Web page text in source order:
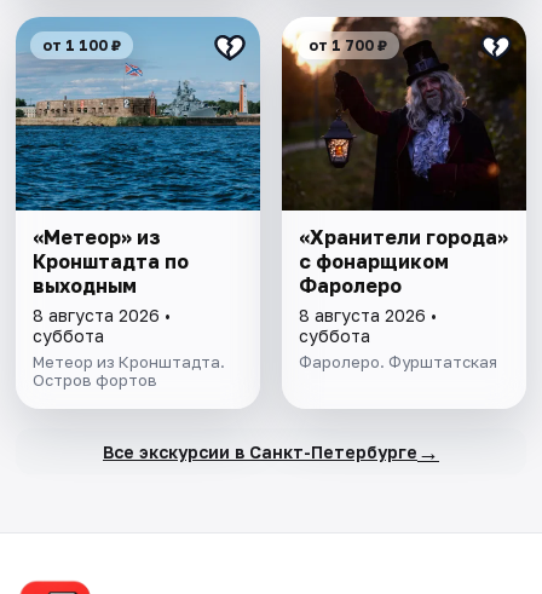
от 1 100 ₽
«Метеор» из
Кронштадта по
выходным
8 августа 2026 •
суббота
Метеор из Кронштадта.
Остров фортов
от 1 700 ₽
«Хранители города»
с фонарщиком
Фаролеро
8 августа 2026 •
суббота
Фаролеро. Фурштатская
Все экскурсии в Санкт-Петербурге →